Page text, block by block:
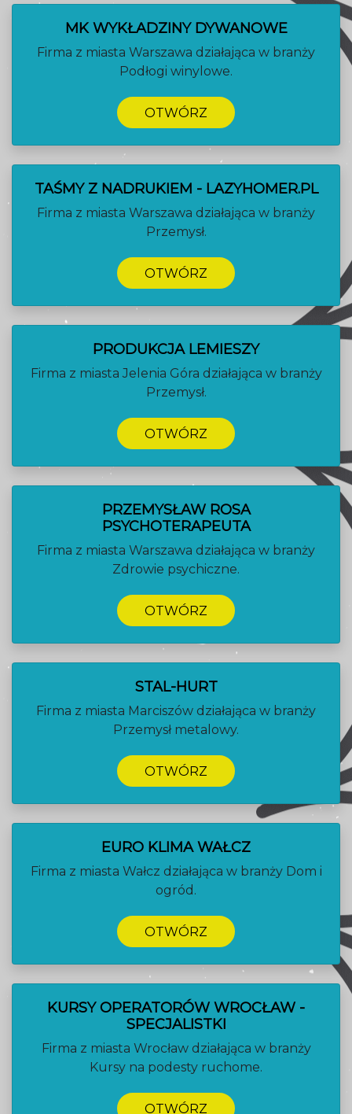
MK WYKŁADZINY DYWANOWE
Firma z miasta Warszawa działająca w branży
Podłogi winylowe.
OTWÓRZ
TAŚMY Z NADRUKIEM - LAZYHOMER.PL
Firma z miasta Warszawa działająca w branży
Przemysł.
OTWÓRZ
PRODUKCJA LEMIESZY
Firma z miasta Jelenia Góra działająca w branży
Przemysł.
OTWÓRZ
PRZEMYSŁAW ROSA
PSYCHOTERAPEUTA
Firma z miasta Warszawa działająca w branży
Zdrowie psychiczne.
OTWÓRZ
STAL-HURT
Firma z miasta Marciszów działająca w branży
Przemysł metalowy.
OTWÓRZ
EURO KLIMA WAŁCZ
Firma z miasta Wałcz działająca w branży Dom i
ogród.
OTWÓRZ
KURSY OPERATORÓW WROCŁAW -
SPECJALISTKI
Firma z miasta Wrocław działająca w branży
Kursy na podesty ruchome.
OTWÓRZ